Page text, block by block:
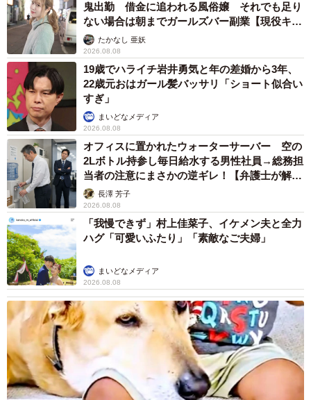
— NPO法人アニマルレスキューたんぽぽ＠大阪府豊能郡能
勢町の動物保護団体 (@animaltanpopo)
August 31, 2024
鬼出勤 借金に追われる風俗嬢 それでも足り
ない場合は朝までガールズバー副業【現役キャ
ストに取材】
たかなし 亜妖
2026.08.08
19歳でハライチ岩井勇気と年の差婚から3年、
22歳元おはガール髪バッサリ「ショート似合い
すぎ」
まいどなメディア
2026.08.08
オフィスに置かれたウォーターサーバー 空の
2Lボトル持参し毎日給水する男性社員→総務担
当者の注意にまさかの逆ギレ！【弁護士が解
説】長澤 芳子
2026.08.08
「我慢できず」村上佳菜子、イケメン夫と全力
ハグ「可愛いふたり」「素敵なご夫婦」
まいどなメディア
2026.08.08